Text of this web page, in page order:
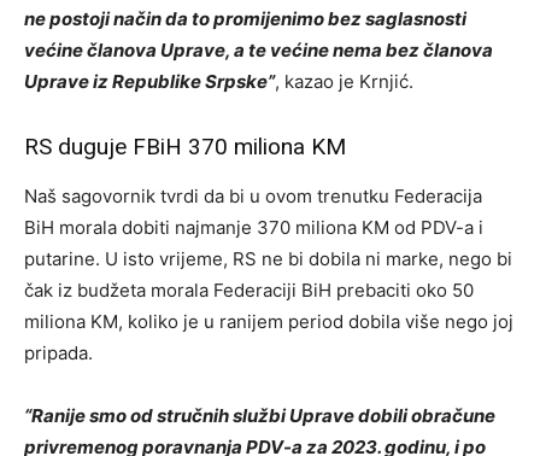
ne postoji način da to promijenimo bez saglasnosti
većine članova Uprave, a te većine nema bez članova
Uprave iz Republike Srpske”, kazao je Krnjić.
RS duguje FBiH 370 miliona KM
Naš sagovornik tvrdi da bi u ovom trenutku Federacija
BiH morala dobiti najmanje 370 miliona KM od PDV-a i
putarine. U isto vrijeme, RS ne bi dobila ni marke, nego bi
čak iz budžeta morala Federaciji BiH prebaciti oko 50
miliona KM, koliko je u ranijem period dobila više nego joj
pripada.
“Ranije smo od stručnih službi Uprave dobili obračune
privremenog poravnanja PDV-a za 2023. godinu, i po